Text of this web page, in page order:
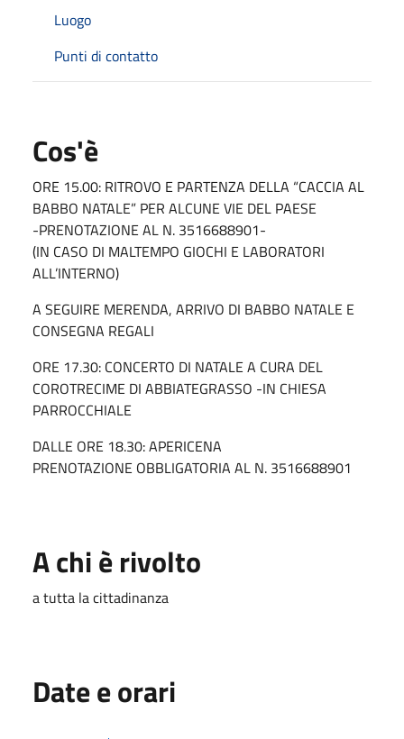
Luogo
Punti di contatto
Cos'è
ORE 15.00: RITROVO E PARTENZA DELLA “CACCIA AL
BABBO NATALE” PER ALCUNE VIE DEL PAESE
-PRENOTAZIONE AL N. 3516688901-
(IN CASO DI MALTEMPO GIOCHI E LABORATORI
ALL’INTERNO)
A SEGUIRE MERENDA, ARRIVO DI BABBO NATALE E
CONSEGNA REGALI
ORE 17.30: CONCERTO DI NATALE A CURA DEL
COROTRECIME DI ABBIATEGRASSO -IN CHIESA
PARROCCHIALE
DALLE ORE 18.30: APERICENA
PRENOTAZIONE OBBLIGATORIA AL N. 3516688901
A chi è rivolto
a tutta la cittadinanza
Date e orari